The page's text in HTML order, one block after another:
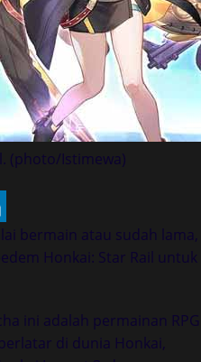
(photo/Istimewa)
bermain atau sudah lama,
Honkai: Star Rail untuk
ini adalah permainan RPG
di dunia Honkai,